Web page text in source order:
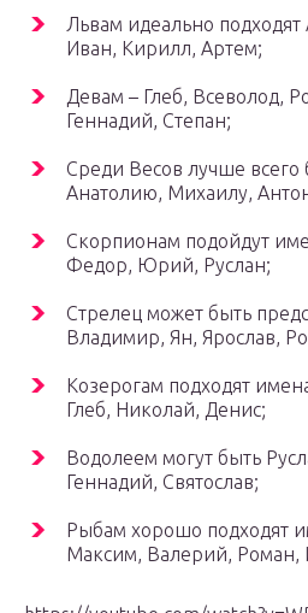
Львам идеально
Иван, Кирилл, Артем;
Девам – Глеб, Всеволод,
Геннадий, Степан;
Среди Весов лучше всего
Анатолию, Михаилу,
Скорпионам подойдут
Федор, Юрий, Руслан;
Стрелец может быть
Владимир, Ян, Ярослав,
Козерогам подходят
Глеб, Николай, Денис;
Водолеем могут быть
Геннадий, Святослав;
Рыбам хорошо подходят
Максим, Валерий, Роман,